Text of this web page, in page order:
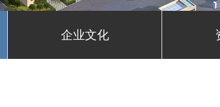
企业文化